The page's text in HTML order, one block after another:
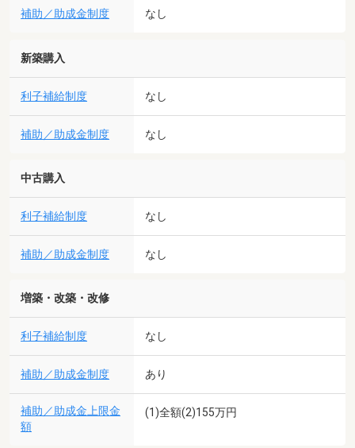
補助／助成金制度 なし
新築購入
利子補給制度 なし
補助／助成金制度 なし
中古購入
利子補給制度 なし
補助／助成金制度 なし
増築・改築・改修
利子補給制度 なし
補助／助成金制度 あり
補助／助成金上限金
額
(1)全額(2)155万円